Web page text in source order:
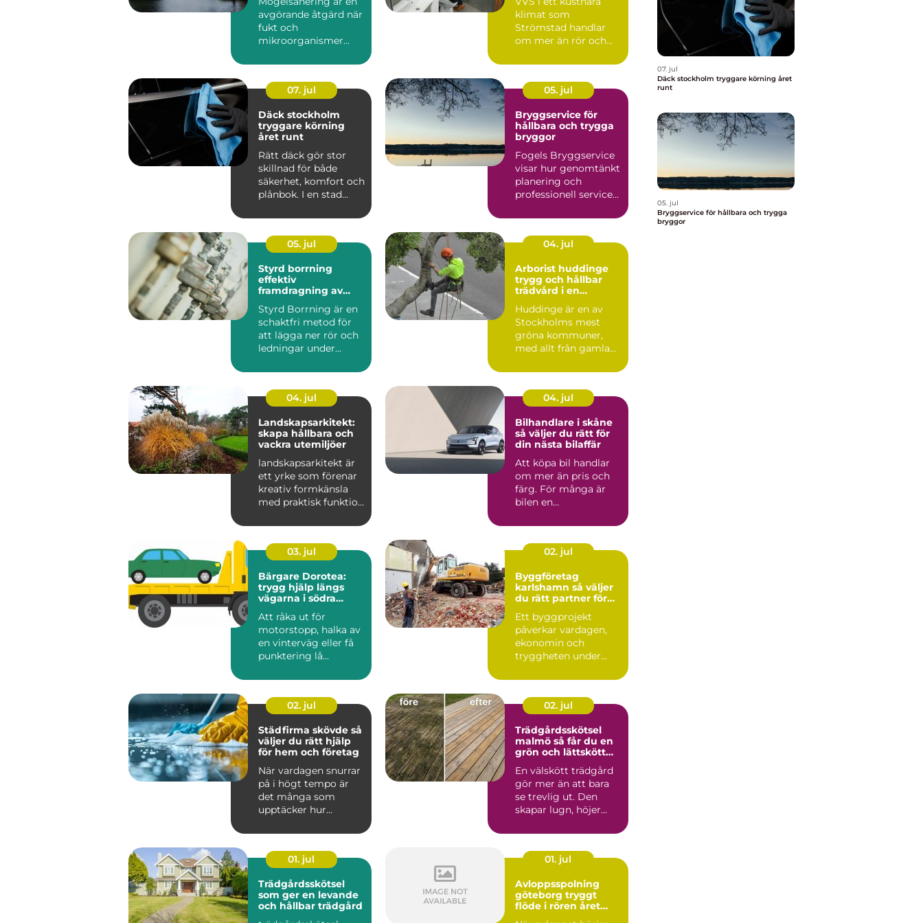
avgörande åtgärd när
fukt och
mikroorganismer
klimat som
Strömstad handlar
om mer än rör och
07. jul
Däck stockholm
tryggare körning
året runt
Rätt däck gör stor
skillnad för både
säkerhet, komfort och
plånbok. I en stad
tvä...
05. jul
Bryggservice för
hållbara och trygga
bryggor
Fogels Bryggservice
visar hur genomtänkt
planering och
professionell service
05. jul
Styrd borrning
effektiv
framdragning av
schakt
Styrd Borrning är en
schaktfri metod för
att lägga ner rör och
ledningar under
grä...
04. jul
Arborist huddinge
trygg och hållbar
trädvård i en
Huddinge är en av
Stockholms mest
gröna kommuner,
med allt från gamla
naturtomter till...
04. jul
Landskapsarkitekt:
skapa hållbara och
vackra utemiljöer
landskapsarkitekt är
ett yrke som förenar
kreativ formkänsla
med praktisk funktion
04. jul
Bilhandlare i skåne
så väljer du rätt för
din nästa bilaffär
Att köpa bil handlar
om mer än pris och
färg. För många är
bilen en
ska fungera v...
03. jul
Bärgare Dorotea:
trygg hjälp längs
vägarna i södra
Att råka ut för
motorstopp, halka av
en vinterväg eller få
punktering lå...
02. jul
Byggföretag
karlshamn så väljer
du rätt partner för
Ett byggprojekt
påverkar vardagen,
ekonomin och
tryggheten under
Därför spelar vale...
02. jul
Städfirma skövde så
väljer du rätt hjälp
för hem och företag
När vardagen snurrar
på i högt tempo är
det många som
upptäcker hur
hjälp a...
02. jul
Trädgårdsskötsel
malmö så får du en
grön och lättskött
En välskött trädgård
gör mer än att bara
se trevlig ut. Den
skapar lugn, höjer
oc...
01. jul
Trädgårdsskötsel
som ger en levande
och hållbar trädgård
01. jul
Avloppsspolning
göteborg tryggt
flöde i rören året
07. jul
Däck stockholm tryggare körning året
runt
05. jul
Bryggservice för hållbara och trygga
bryggor